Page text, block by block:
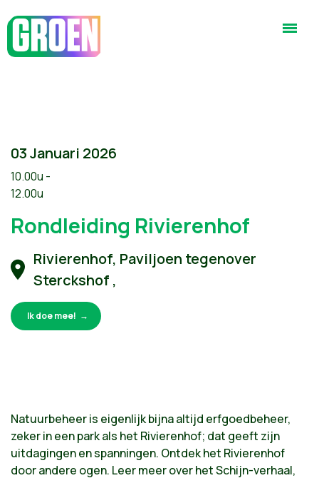
03 Januari 2026
10.00u -
12.00u
Rondleiding Rivierenhof
Rivierenhof, Paviljoen tegenover
Sterckshof ,
Ik doe mee!
Natuurbeheer is eigenlijk bijna altijd erfgoedbeheer,
zeker in een park als het Rivierenhof; dat geeft zijn
uitdagingen en spanningen. Ontdek het Rivierenhof
door andere ogen. Leer meer over het Schijn-verhaal,